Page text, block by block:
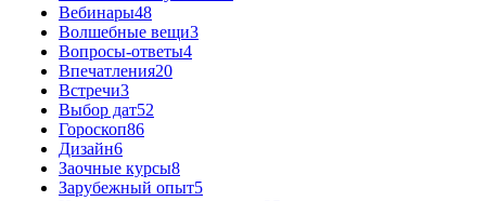
Вебинары48
Волшебные вещи3
Вопросы-ответы4
Впечатления20
Встречи3
Выбор дат52
Гороскоп86
Дизайн6
Заочные курсы8
Зарубежный опыт5